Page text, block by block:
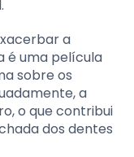
a
é uma película
sobre os
a
o que contribui
dos dentes